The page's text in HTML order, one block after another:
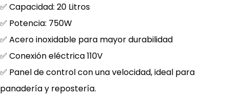
✅ Capacidad: 20 Litros
✅ Potencia: 750W
✅ Acero inoxidable para mayor durabilidad
✅ Conexión eléctrica 110V
✅ Panel de control con una velocidad, ideal para
panadería y repostería.